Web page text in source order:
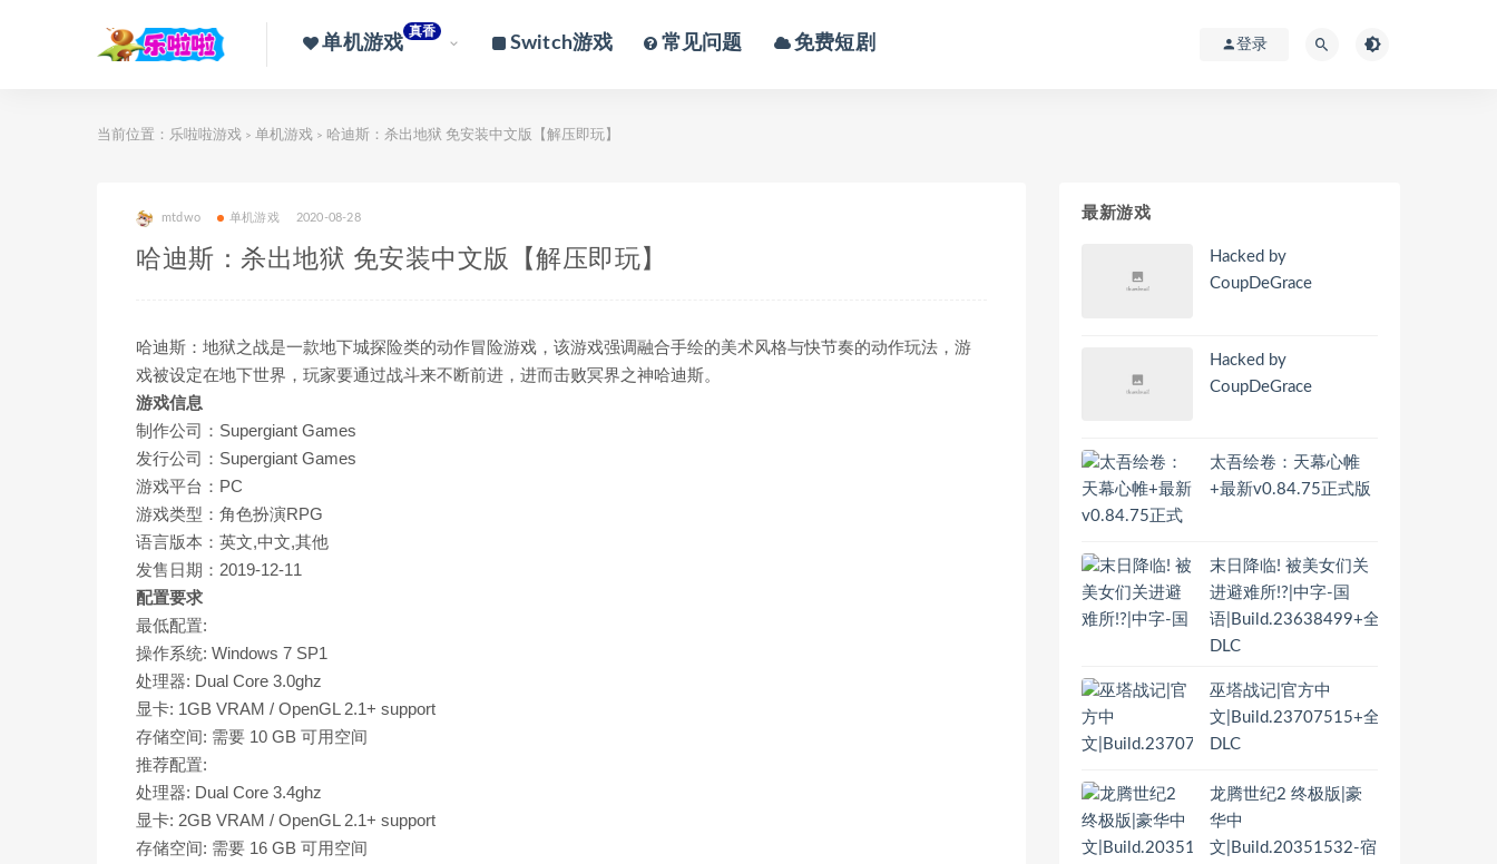
单机游戏
真香
Switch游戏 常见问题 免费短剧 登录
当前位置： 乐啦啦游戏 > 单机游戏 > 哈迪斯：杀出地狱 免安装中文版【解压即玩】
mtdwo 单机游戏 2020-08-28
哈迪斯：杀出地狱 免安装中文版【解压即玩】
哈迪斯：地狱之战是一款地下城探险类的动作冒险游戏，该游戏强调融合手绘的美术风格与快节奏的动作玩法，游
戏被设定在地下世界，玩家要通过战斗来不断前进，进而击败冥界之神哈迪斯。
游戏信息
制作公司：Supergiant Games
发行公司：Supergiant Games
游戏平台：PC
游戏类型：角色扮演RPG
语言版本：英文,中文,其他
发售日期：2019-12-11
配置要求
最低配置:
操作系统: Windows 7 SP1
处理器: Dual Core 3.0ghz
显卡: 1GB VRAM / OpenGL 2.1+ support
存储空间: 需要 10 GB 可用空间
推荐配置:
处理器: Dual Core 3.4ghz
显卡: 2GB VRAM / OpenGL 2.1+ support
存储空间: 需要 16 GB 可用空间
最新游戏
Hacked by
CoupDeGrace
Hacked by
CoupDeGrace
太吾绘卷：天幕心帷
+最新v0.84.75正式版
末日降临! 被美女们关
进避难所!?|中字-国
语|Build.23638499+全
DLC
巫塔战记|官方中
文|Build.23707515+全
DLC
龙腾世纪2 终极版|豪
华中
文|Build.20351532-宿